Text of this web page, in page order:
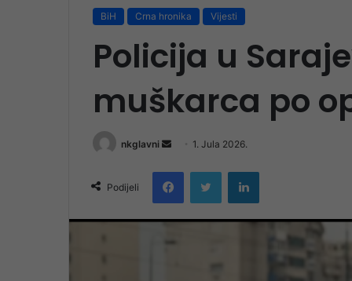
BiH Crna hronika Vijesti
Policija u
muškarca po
nkglavni
Send
email
1. Jula 2026.
Podijeli
FacebookTwitter LinkedIn